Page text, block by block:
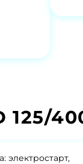
125/
электростарт,